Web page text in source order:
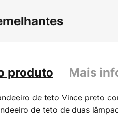
produto Mais
de teto Vince preto
de teto de duas